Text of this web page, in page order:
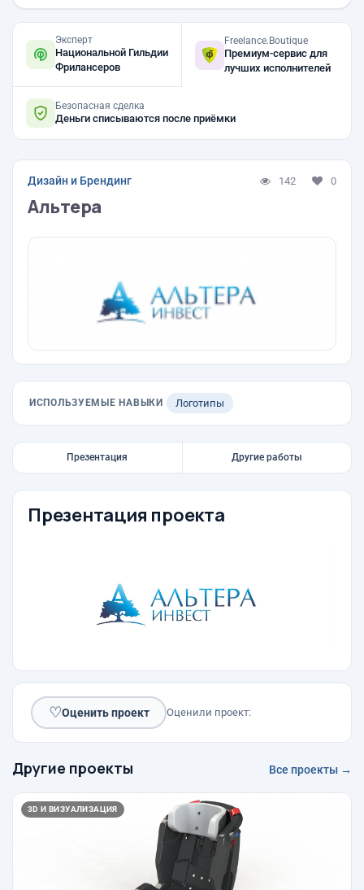
Эксперт
Национальной Гильдии
Фрилансеров
Freelance.Boutique
Премиум-сервис для
лучших исполнителей
Безопасная сделка
Деньги списываются после приёмки
Дизайн и Брендинг 142 0
Альтера
ИСПОЛЬЗУЕМЫЕ НАВЫКИ Логотипы
Презентация Другие работы
Презентация проекта
♡Оценить проект Оценили проект:
Другие проекты Все проекты →
3D И ВИЗУАЛИЗАЦИЯ